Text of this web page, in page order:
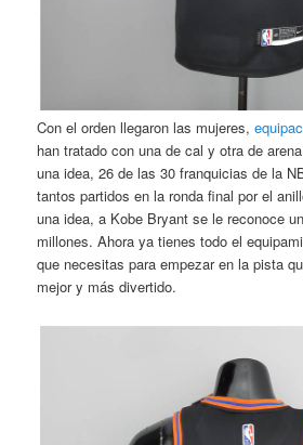
Con el orden llegaron las mujeres,
han tratado con una de cal y otra de
una idea, 26 de las 30 franquicias de la
tantos partidos en la ronda final por el
una idea, a Kobe Bryant se le reconoce
millones. Ahora ya tienes todo el
que necesitas para empezar en la pista
mejor y más divertido.